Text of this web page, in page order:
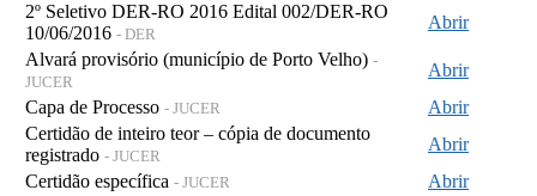
2º Seletivo DER-RO 2016 Edital 002/DER-RO
10/06/2016 - DER
Abrir
Alvará provisório (município de Porto Velho) -
JUCER
Abrir
Capa de Processo - JUCER
Abrir
Certidão de inteiro teor – cópia de documento
registrado - JUCER
Abrir
Certidão específica - JUCER
Abrir